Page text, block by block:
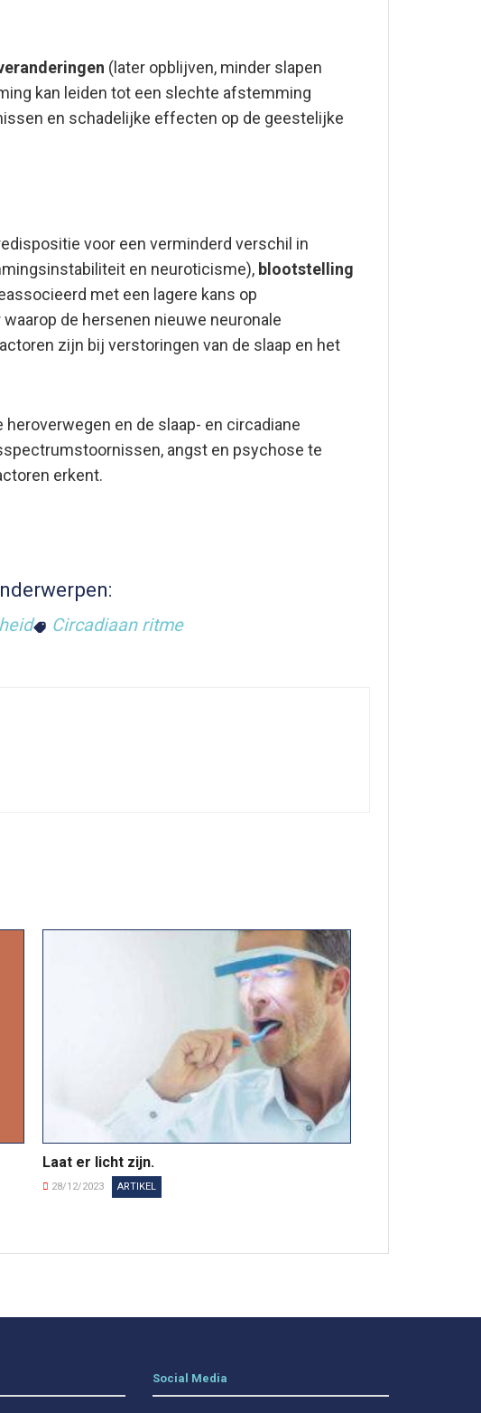
(later opblijven, minder slapen
kan leiden tot een slechte afstemming
en schadelijke effecten op de geestelijke
voor een verminderd verschil in
en neuroticisme), blootstelling
met een lagere kans op
de hersenen nieuwe neuronale
zijn bij verstoringen van de slaap en het
en de slaap- en circadiane
angst en psychose te
erkent.
Circadiaan ritme
Laat er licht zijn.
28/12/2023 ARTIKEL
Social Media